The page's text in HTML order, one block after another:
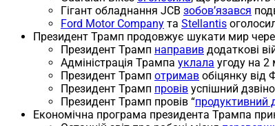
Гігант обладнання JCB зобов’язався
Ford Motor Company та Stellantis
Президент Трамп продовжує шукати мир
Президент Трамп направив додаткові
Адміністрація Трампа уклала угоду на 2
Президент Трамп отримав обіцянку від
Президент Трамп провів успішний
Президент Трамп провів “продуктивний
Економічна програма президента Трампа